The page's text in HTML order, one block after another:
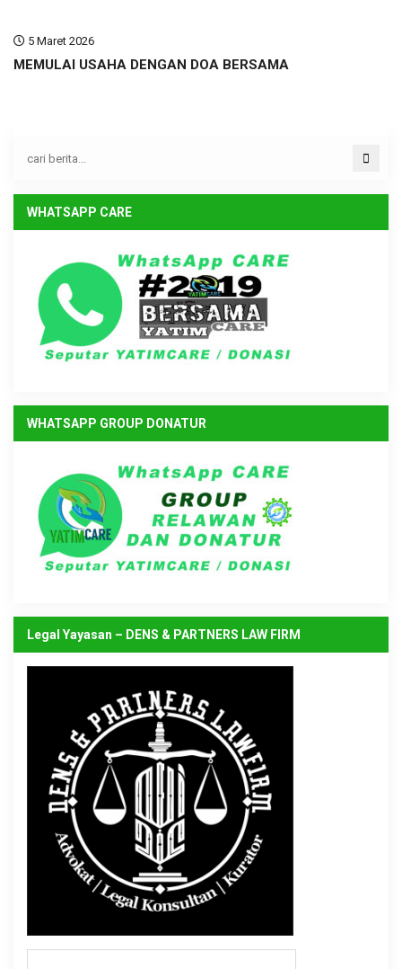
5 Maret 2026
MEMULAI USAHA DENGAN DOA BERSAMA
WHATSAPP CARE
WHATSAPP GROUP DONATUR
Legal Yayasan – DENS & PARTNERS LAW FIRM